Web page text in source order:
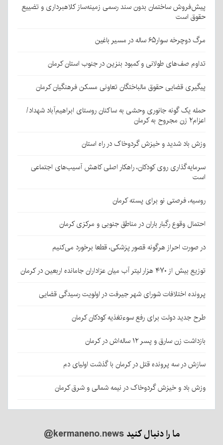
پیش‌فروش ساختمان بدون سند رسمی زمینه‌ساز کلاهبرداری و تضییع
حقوق است
مرگ دوچرخه سوار۶۵ ساله در مسیر باغین
تداوم صف‌های طولانی و کمبود بنزین در جنوب استان کرمان
پیگیری قضایی حقوق مالباختگان تعاونی مسکن فرهنگیان کرمان
حمله یک گونه جانوری وحشی به ساکنان روستای ابراهیم‌آباد شهداد/
اعزام۲ زن مجروح به کرمان
وزش باد شدید و خیزش گردوخاک در راه استان
سرمایه‌گذاری روی کودکان، راهکار اصلی کاهش آسیب‌های اجتماعی
است
روسیه، فرصتی نو برای پسته کرمان
احتمال وقوع رگبار باران در مناطق جنوبی و مرکزی کرمان
در صورت احراز هرگونه قصور پزشکی، قطعا برخورد می‌کنیم
توزیع بیش از ۴۷۰ هزار لیتر آب میان عزاداران جامانده اربعین در کرمان
پرونده اختلافات شورای شهر جیرفت در اولویت رسیدگی قضایی
طرح جدید دولت برای رفع سوءتغذیه کودکان کرمان
بازداشت زن سارق و پسر ۱۲ ساله‌اش در کرمان
سازش در سه پرونده قتل در کرمان با گذشت اولیای دم
وزش باد و خیزش گردوخاک در نیمه شمالی و شرق کرمان
ما را دنبال کنید@kermaneno.news